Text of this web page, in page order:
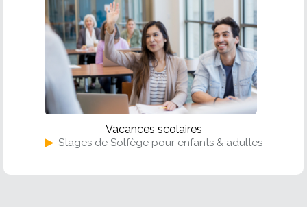
Vacances scolaires
▶ Stages de Solfège pour enfants & adultes